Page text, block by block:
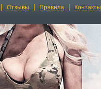
Отзывы Правила Контакты